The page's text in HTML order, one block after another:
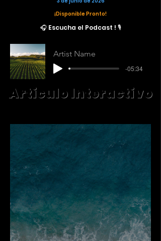
¡Disponible Pronto!
🎧 Escucha el Podcast ! 🎙️
Artist Name
-05:34
Articulo Interactivo
Articulo Interactivo